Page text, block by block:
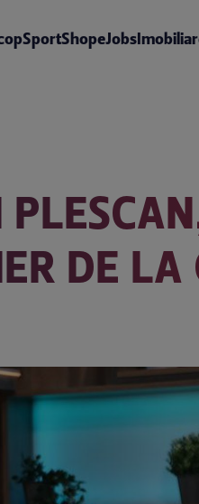
SportShopeJobs
DE LA